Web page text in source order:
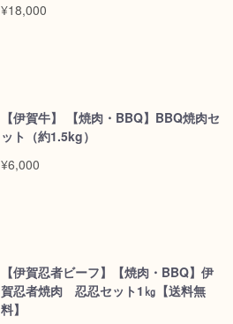
¥18,000
【伊賀牛】 【焼肉・BBQ】BBQ焼肉セ
ット（約1.5kg）
¥6,000
【伊賀忍者ビーフ】【焼肉・BBQ】伊
賀忍者焼肉 忍忍セット1㎏【送料無
料】